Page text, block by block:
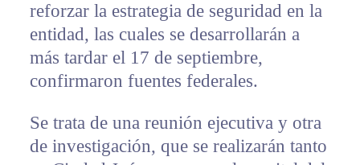
reforzar la estrategia de seguridad en la
entidad, las cuales se desarrollarán a
más tardar el 17 de septiembre,
confirmaron fuentes federales.
Se trata de una reunión ejecutiva y otra
de investigación, que se realizarán tanto